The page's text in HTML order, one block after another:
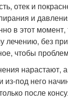
отек и
и
в этот
лечению, без
чтобы
под него
после